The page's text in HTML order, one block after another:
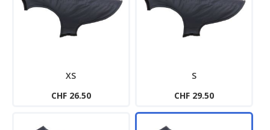
XS
CHF 26.50
S
CHF 29.50